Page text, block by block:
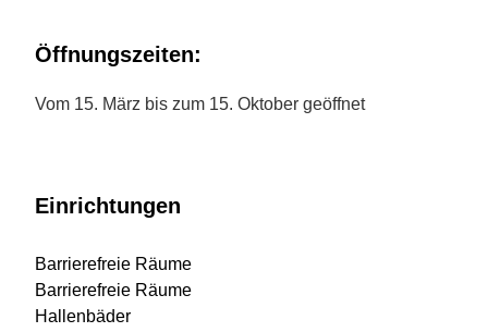
Öffnungszeiten:
Vom 15. März bis zum 15. Oktober geöffnet
Einrichtungen
Barrierefreie Räume
Barrierefreie Räume
Hallenbäder